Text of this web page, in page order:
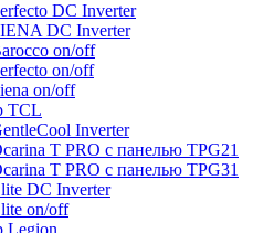
DC Inverter
DC Inverter
on/off
on/off
on/off
TCL
Inverter
T PRO c панелью TPG21
T PRO c панелью TPG31
DC Inverter
on/off
Legion